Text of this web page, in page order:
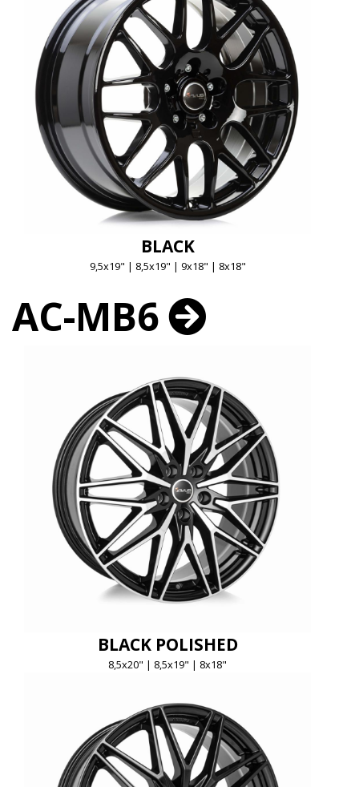
BLACK
9,5x19" | 8,5x19" | 9x18" | 8x18"
AC-MB6
BLACK POLISHED
8,5x20" | 8,5x19" | 8x18"